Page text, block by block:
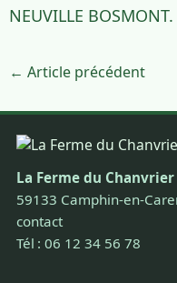
NEUVILLE BOSMONT.
← Article précédent
La Ferme du Chanvrier
59133 Camphin-en-
contact
Tél : 06 12 34 56 78